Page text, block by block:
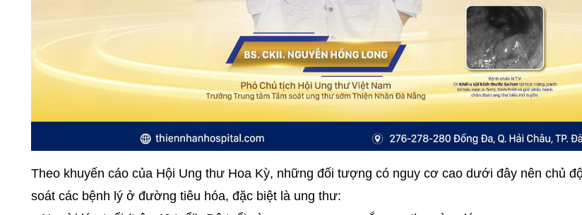
Theo khuyến cáo của Hội Ung thư Hoa Kỳ, những đối tượng có nguy cơ cao dưới đây nên chủ
soát các bệnh lý ở đường tiêu hóa, đặc biệt là ung thư: